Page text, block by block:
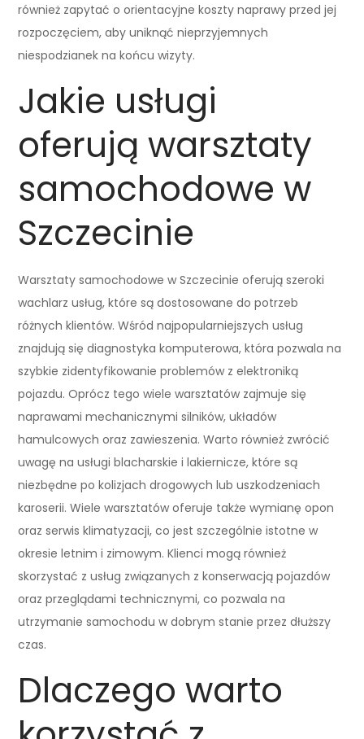
również zapytać o orientacyjne koszty naprawy przed jej
rozpoczęciem, aby uniknąć nieprzyjemnych
niespodzianek na końcu wizyty.
Jakie usługi
oferują warsztaty
samochodowe w
Szczecinie
Warsztaty samochodowe w Szczecinie oferują szeroki
wachlarz usług, które są dostosowane do potrzeb
różnych klientów. Wśród najpopularniejszych usług
znajdują się diagnostyka komputerowa, która pozwala na
szybkie zidentyfikowanie problemów z elektroniką
pojazdu. Oprócz tego wiele warsztatów zajmuje się
naprawami mechanicznymi silników, układów
hamulcowych oraz zawieszenia. Warto również zwrócić
uwagę na usługi blacharskie i lakiernicze, które są
niezbędne po kolizjach drogowych lub uszkodzeniach
karoserii. Wiele warsztatów oferuje także wymianę opon
oraz serwis klimatyzacji, co jest szczególnie istotne w
okresie letnim i zimowym. Klienci mogą również
skorzystać z usług związanych z konserwacją pojazdów
oraz przeglądami technicznymi, co pozwala na
utrzymanie samochodu w dobrym stanie przez dłuższy
czas.
Dlaczego warto